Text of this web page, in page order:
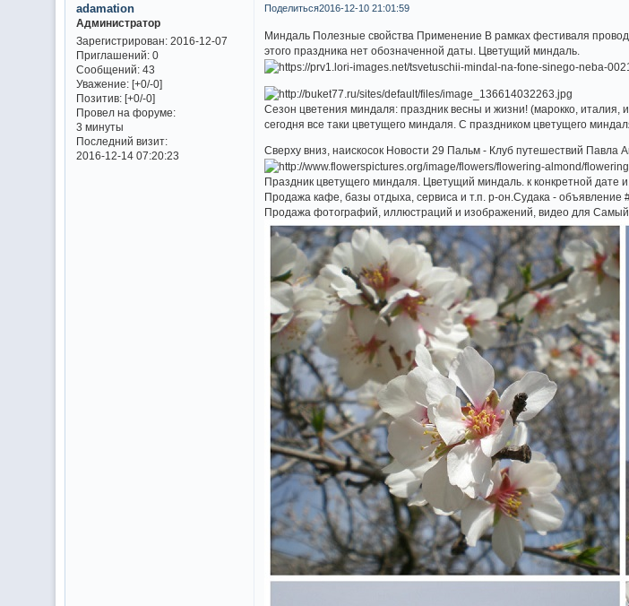
Поделиться2016-12-10 21:01:59
adamation
Администратор
Зарегистрирован: 2016-12-07
Приглашений:0
Сообщений:43
Уважение: [+0/-0]
Позитив: [+0/-0]
Провел на форуме:
3 минуты
Последний визит:
2016-12-14 07:20:23
Миндаль Полезные свойства Применение В рамках фестиваля
этого праздника нет обозначенной даты. Цветущий миндаль.
Сезон цветения миндаля: праздник весны и жизни! (марокко,
сегодня все таки цветущего миндаля. С праздником цветущего
Сверху вниз, наискосок Новости 29 Пальм - Клуб путешествий
Праздник цветущего миндаля. Цветущий миндаль. к конкретной дате
Продажа кафе, базы отдыха, сервиса и т.п. р-он.Судака -
Продажа фотографий, иллюстраций и изображений, видео для